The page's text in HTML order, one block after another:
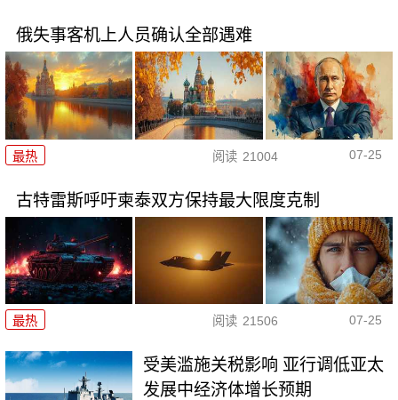
俄失事客机上人员确认全部遇难
最热 阅读 21004 07-25
古特雷斯呼吁柬泰双方保持最大限度克制
最热 阅读 21506 07-25
受美滥施关税影响 亚行调低亚太
发展中经济体增长预期